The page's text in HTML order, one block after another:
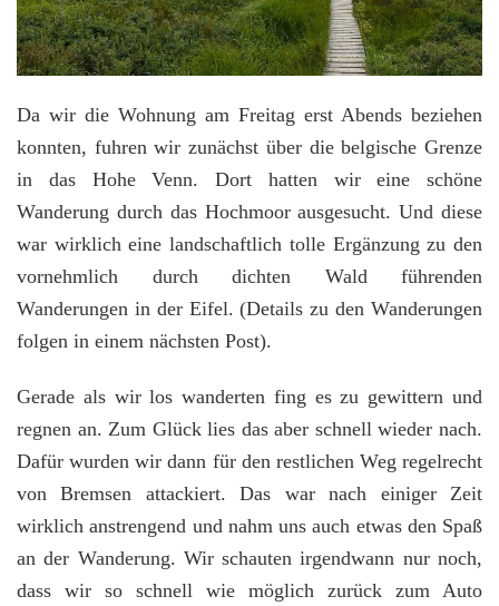
Da wir die Wohnung am Freitag erst Abends beziehen
konnten, fuhren wir zunächst über die belgische Grenze
in das Hohe Venn. Dort hatten wir eine schöne
Wanderung durch das Hochmoor ausgesucht. Und diese
war wirklich eine landschaftlich tolle Ergänzung zu den
vornehmlich durch dichten Wald führenden
Wanderungen in der Eifel. (Details zu den Wanderungen
folgen in einem nächsten Post).
Gerade als wir los wanderten fing es zu gewittern und
regnen an. Zum Glück lies das aber schnell wieder nach.
Dafür wurden wir dann für den restlichen Weg regelrecht
von Bremsen attackiert. Das war nach einiger Zeit
wirklich anstrengend und nahm uns auch etwas den Spaß
an der Wanderung. Wir schauten irgendwann nur noch,
dass wir so schnell wie möglich zurück zum Auto